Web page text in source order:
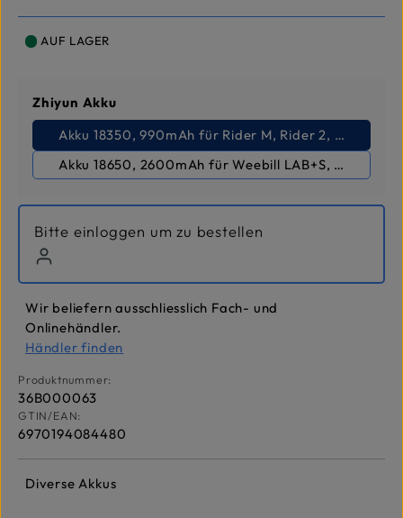
AUF LAGER
Zhiyun Akkuauswählen
Akku 18350, 990mAh für Rider M, Rider 2, Pround
Akku 18650, 2600mAh für Weebill LAB+S, Crane
Bitte einloggen um zu bestellen
Wir beliefern ausschliesslich Fach- und
Onlinehändler.
Händler finden
Produktnummer:
36B000063
GTIN/EAN:
6970194084480
Diverse Akkus